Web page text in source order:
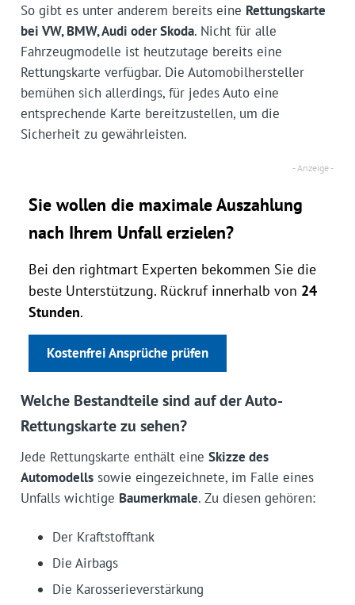
So gibt es unter anderem bereits eine Rettungskarte
bei VW, BMW, Audi oder Skoda. Nicht für alle
Fahrzeugmodelle ist heutzutage bereits eine
Rettungskarte verfügbar. Die Automobilhersteller
bemühen sich allerdings, für jedes Auto eine
entsprechende Karte bereitzustellen, um die
Sicherheit zu gewährleisten.
Sie wollen die maximale Auszahlung
nach Ihrem Unfall erzielen?
Bei den rightmart Experten bekommen Sie die
beste Unterstützung. Rückruf innerhalb von 24
Stunden.
Kostenfrei Ansprüche prüfen
Welche Bestandteile sind auf der Auto-
Rettungskarte zu sehen?
Jede Rettungskarte enthält eine Skizze des
Automodellssowie eingezeichnete, im Falle eines
Unfalls wichtige Baumerkmale. Zu diesen gehören:
Der Kraftstofftank
Die Airbags
Die Karosserieverstärkung